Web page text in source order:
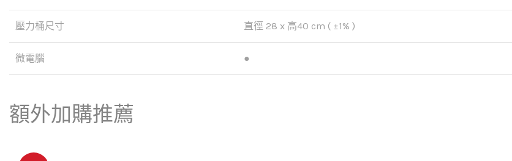
壓力桶尺寸 直徑 28 x 高40 cm ( ±1% )
微電腦 ●
額外加購推薦